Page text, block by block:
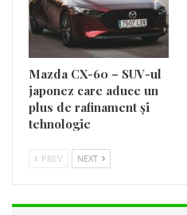
Mazda CX-60 – SUV-ul
japonez care aduce un
plus de rafinament și
tehnologie
PREV NEXT